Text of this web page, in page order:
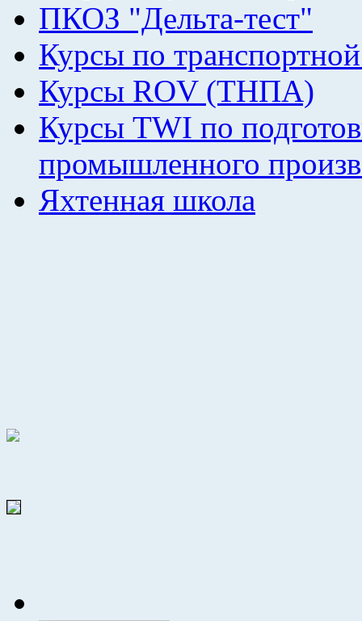
ПКОЗ "Дельта-тест"
Курсы по
Курсы ROV (ТНПА)
Курсы TWI по
промышленного
Яхтенная школа